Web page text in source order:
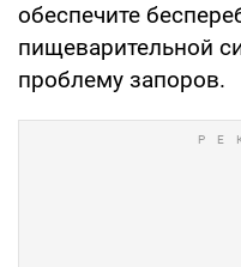
обеспечите
пищеварительной
проблему запоров.